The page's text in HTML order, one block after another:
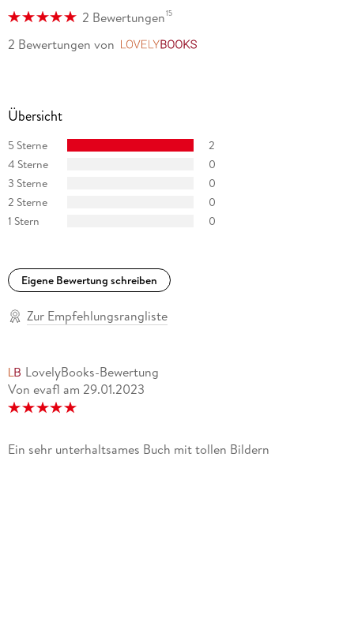
2 Bewertungen15
2 Bewertungen von
Übersicht
5 Sterne
2
4 Sterne
0
3 Sterne
0
2 Sterne
0
1 Stern
0
Eigene Bewertung schreiben
Zur Empfehlungsrangliste
LovelyBooks-Bewertung
Von evafl am 29.01.2023
Ein sehr unterhaltsames Buch mit tollen Bildern